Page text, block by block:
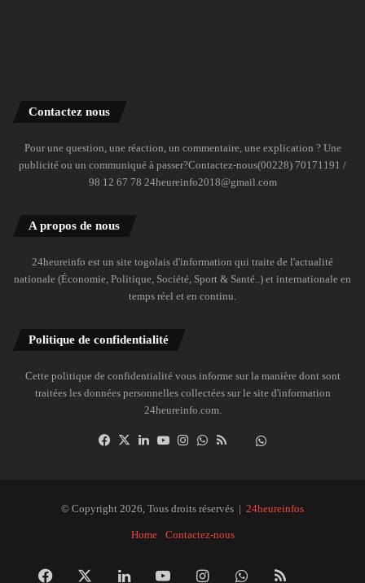
Contactez nous
Pour une question, une réaction, un commentaire, une explication ? Une
publicité ou un communiqué à passer?Contactez-nous(00228) 70171191 /
98 12 67 78 24heureinfo2018@gmail.com
A propos de nous
24heureinfo est un site togolais d'information qui traite de l'actualité
nationale (Économie, Politique, Société, Sport & Santé..) et internationale en
temps réel et en continu.
Politique de confidentialité
Cette politique de confidentialité vous informe sur la manière dont sont
traitées les données personnelles collectées sur le site d'information
24heureinfo.com.
Facebook
X LinkedinYouTubeInstagramWhatsAppDailymotion
© Copyright 2026, Tous droits réservés | 24heureinfos
Home Contactez-nous
Facebook LinkedinYouTubeInstagramWhatsApp
RSS